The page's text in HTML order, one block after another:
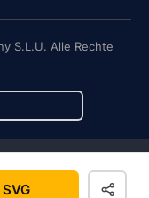
SVG
S.L.U. Alle Rechte